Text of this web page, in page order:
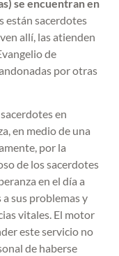
se encuentran en
están sacerdotes
allí, las atienden
de
por otras
en
en medio de una
por la
de los sacerdotes
en el día a
sus problemas y
vitales. El motor
este servicio no
de haberse